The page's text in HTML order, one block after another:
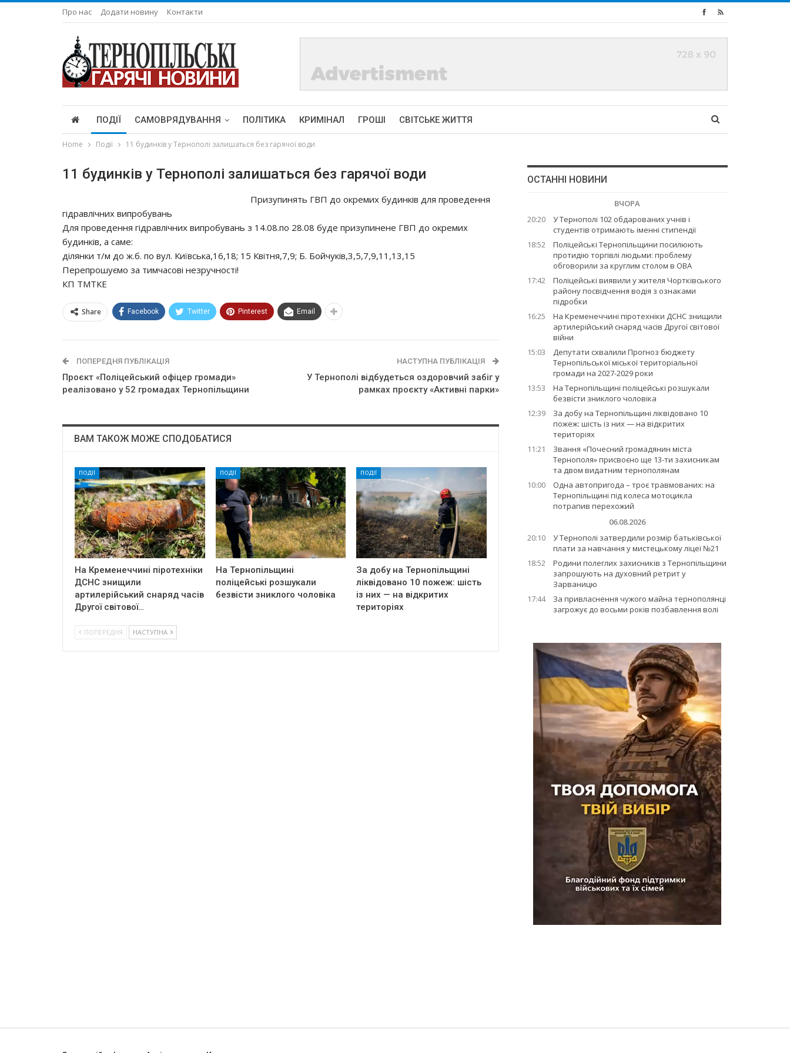
Про нас Додати новину Контакти
ПОДІЇ САМОВРЯДУВАННЯ ПОЛІТИКА КРИМІНАЛ ГРОШІ СВІТСЬКЕ ЖИТТЯ
Home Події 11 будинків у Тернополі залишаться без гарячої води
11 будинків у Тернополі залишаться без гарячої води
Призупинять ГВП до окремих будинків для проведення
гідравлічних випробувань
Для проведення гідравлічних випробувань з 14.08.по 28.08 буде призупинене ГВП до окремих
будинків, а саме:
ділянки т/м до ж.б. по вул. Київська,16,18; 15 Квітня,7,9; Б. Бойчуків,3,5,7,9,11,13,15
Перепрошуємо за тимчасові незручності!
КП ТМТКЕ
Share Facebook Twitter Pinterest Email
ПОПЕРЕДНЯ ПУБЛІКАЦІЯ
Проєкт «Поліцейський офіцер громади»
реалізовано у 52 громадах Тернопільщини
НАСТУПНА ПУБЛІКАЦІЯ
У Тернополі відбудеться оздоровчий забіг у
рамках проєкту «Активні парки»
ВАМ ТАКОЖ МОЖЕ СПОДОБАТИСЯ
ПОДІЇ
На Кременеччині піротехніки
ДСНС знищили
артилерійський снаряд часів
Другої світової…
ПОДІЇ
На Тернопільщині
поліцейські розшукали
безвісти зниклого чоловіка
ПОДІЇ
За добу на Тернопільщині
ліквідовано 10 пожеж: шість
із них — на відкритих
територіях
ПОПЕРЕДНЯ НАСТУПНА
ОСТАННІ НОВИНИ
ВЧОРА
20:20
У Тернополі 102 обдарованих учнів і
студентів отримають іменні стипендії
18:52
Поліцейські Тернопільщини посилюють
протидію торгівлі людьми: проблему
обговорили за круглим столом в ОВА
17:42
Поліцейські виявили у жителя Чортківського
району посвідчення водія з ознаками
підробки
16:25
На Кременеччині піротехніки ДСНС знищили
артилерійський снаряд часів Другої світової
війни
15:03
Депутати схвалили Прогноз бюджету
Тернопільської міської територіальної
громади на 2027-2029 роки
13:53
На Тернопільщині поліцейські розшукали
безвісти зниклого чоловіка
12:39
За добу на Тернопільщині ліквідовано 10
пожеж: шість із них — на відкритих
територіях
11:21
Звання «Почесний громадянин міста
Тернополя» присвоєно ще 13-ти захисникам
та двом видатним тернополянам
10:00
Одна автопригода – троє травмованих: на
Тернопільщині під колеса мотоцикла
потрапив перехожий
06.08.2026
20:10
У Тернополі затвердили розмір батьківської
плати за навчання у мистецькому ліцеї №21
18:52
Родини полеглих захисників з Тернопільщини
запрошують на духовний ретрит у
Зарваницю
17:44
За привласнення чужого майна тернополянці
загрожує до восьми років позбавлення волі